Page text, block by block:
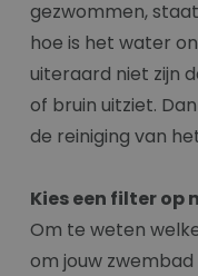
gezwommen,
hoe is het water
uiteraard niet zijn
of bruin uitziet.
de reiniging van
Kies een filter op
Om te weten
om jouw